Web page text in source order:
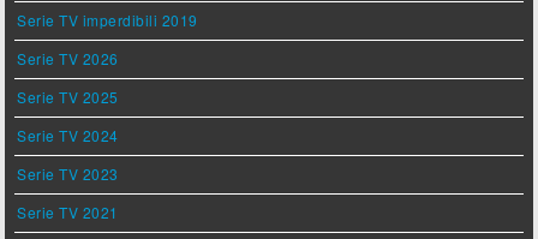
Serie TV imperdibili 2019
Serie TV 2026
Serie TV 2025
Serie TV 2024
Serie TV 2023
Serie TV 2021